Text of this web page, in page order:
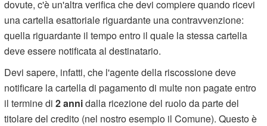
dovute, c'è un'altra verifica che devi compiere quando ricevi
una cartella esattoriale riguardante una contravvenzione:
quella riguardante il tempo entro il quale la stessa cartella
deve essere notificata al destinatario.
Devi sapere, infatti, che l'agente della riscossione deve
notificare la cartella di pagamento di multe non pagate entro
il termine di2 annidalla ricezione del ruolo da parte del
titolare del credito (nel nostro esempio il Comune). Questo è